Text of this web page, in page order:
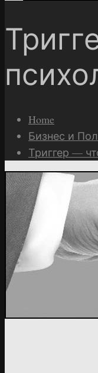
Home
Бизнес и
Триггер —